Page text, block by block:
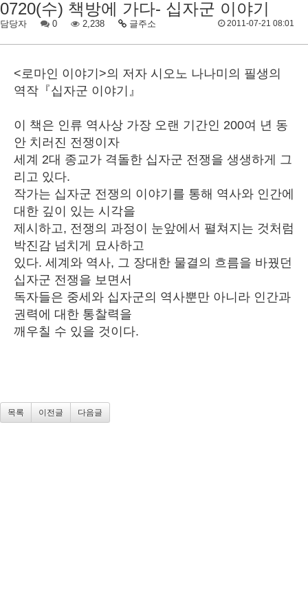
0720(수) 책방에 가다- 십자군 이야기
담당자 0 2,238 글주소 2011-07-21 08:01
<로마인 이야기>의 저자 시오노 나나미의 필생의
역작『십자군 이야기』
이 책은 인류 역사상 가장 오랜 기간인 200여 년 동
안 치러진 전쟁이자
세계 2대 종교가 격돌한 십자군 전쟁을 생생하게 그
리고 있다.
작가는 십자군 전쟁의 이야기를 통해 역사와 인간에
대한 깊이 있는 시각을
제시하고, 전쟁의 과정이 눈앞에서 펼쳐지는 것처럼
박진감 넘치게 묘사하고
있다. 세계와 역사, 그 장대한 물결의 흐름을 바꿨던
십자군 전쟁을 보면서
독자들은 중세와 십자군의 역사뿐만 아니라 인간과
권력에 대한 통찰력을
깨우칠 수 있을 것이다.
목록 이전글 다음글